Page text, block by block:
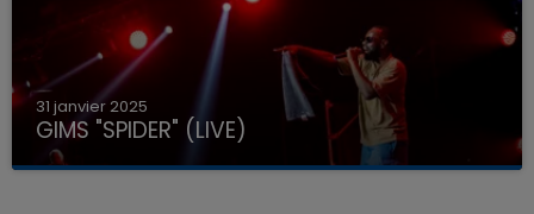
31 janvier 2025
GIMS "SPIDER" (LIVE)